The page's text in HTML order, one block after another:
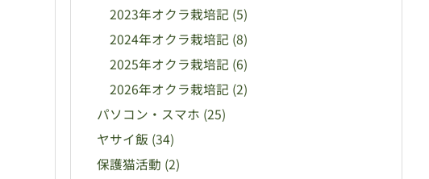
2023年オクラ栽培記 (5)
2024年オクラ栽培記 (8)
2025年オクラ栽培記 (6)
2026年オクラ栽培記 (2)
パソコン・スマホ (25)
ヤサイ飯 (34)
保護猫活動 (2)